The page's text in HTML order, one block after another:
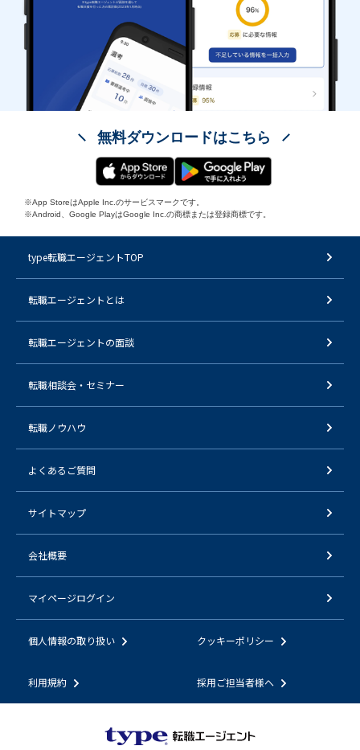
無料ダウンロードはこちら
※App StoreはApple Inc.のサービスマークです。
※Android、Google PlayはGoogle Inc.の商標または登録商標です。
type転職エージェントTOP
転職エージェントとは
転職エージェントの面談
転職相談会・セミナー
転職ノウハウ
よくあるご質問
サイトマップ
会社概要
マイページログイン
個人情報の取り扱い クッキーポリシー
利用規約 採用ご担当者様へ